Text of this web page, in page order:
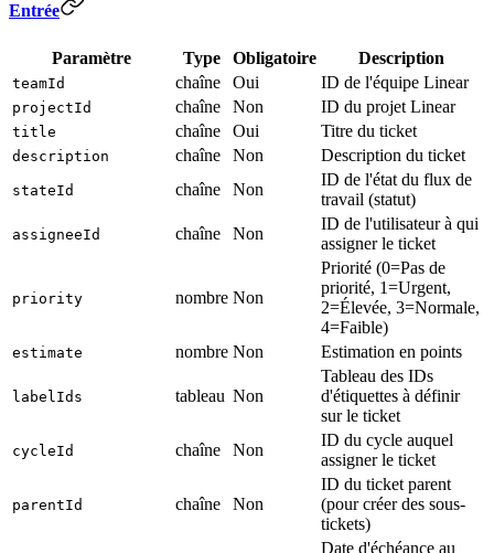
Entrée
Paramètre Type Obligatoire Description
teamId chaîne Oui ID de l'équipe Linear
projectId chaîne Non ID du projet Linear
title chaîne Oui Titre du ticket
description chaîne Non Description du ticket
stateId chaîne Non
ID de l'état du flux de
travail (statut)
assigneeId chaîne Non
ID de l'utilisateur à qui
assigner le ticket
priority nombre Non
Priorité (0=Pas de
priorité, 1=Urgent,
2=Élevée, 3=Normale,
4=Faible)
estimate nombre Non Estimation en points
labelIds tableau Non
Tableau des IDs
d'étiquettes à définir
sur le ticket
cycleId chaîne Non
ID du cycle auquel
assigner le ticket
parentId chaîne Non
ID du ticket parent
(pour créer des sous-
tickets)
Date d'échéance au